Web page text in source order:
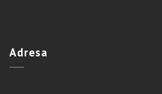
Adresa